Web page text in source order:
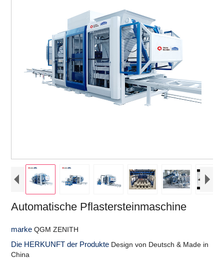
Automatische Pflastersteinmaschine
markeQGM ZENITH
Die HERKUNFT der Produkte Design von Deutsch & Made in
China